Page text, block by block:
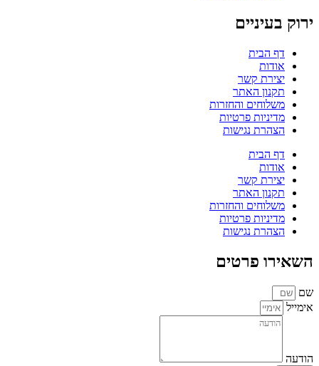
ירוק בעיניים
דף הבית
אודות
יצירת קשר
תקנון האתר
משלוחים והחזרות
מדיניות פרטיות
הצהרת נגישות
דף הבית
אודות
יצירת קשר
תקנון האתר
משלוחים והחזרות
מדיניות פרטיות
הצהרת נגישות
השאירו פרטים
שם
אימייל
הודעה